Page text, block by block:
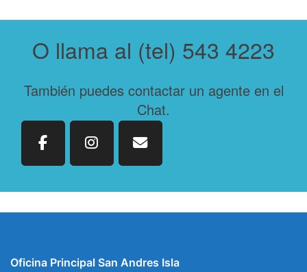
O llama al (tel) 543 4223
También puedes contactar un agente en el
Chat.
Oficina Principal San Andres Isla